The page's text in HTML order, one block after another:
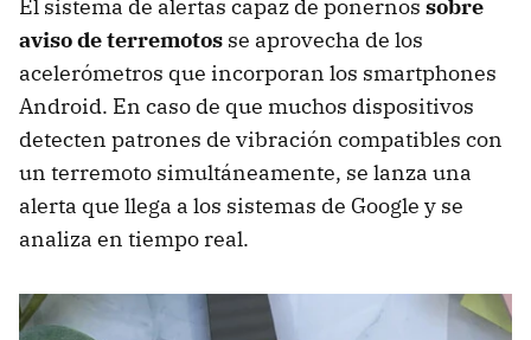
El sistema de alertas capaz de ponernos sobre
aviso de terremotos se aprovecha de los
acelerómetros que incorporan los smartphones
Android. En caso de que muchos dispositivos
detecten patrones de vibración compatibles con
un terremoto simultáneamente, se lanza una
alerta que llega a los sistemas de Google y se
analiza en tiempo real.